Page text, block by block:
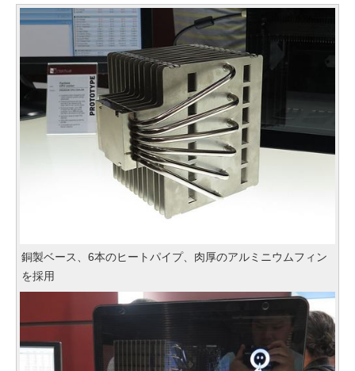
銅製ベース、6本のヒートパイプ、肉厚のアルミニウムフィン
を採用